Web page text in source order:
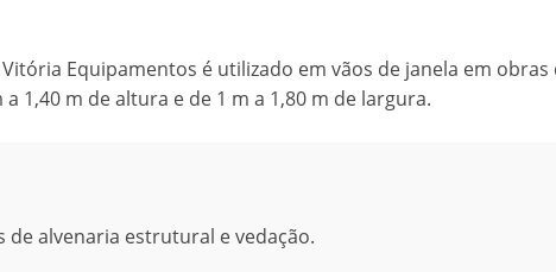
Vitória Equipamentos é utilizado em vãos de janela em
1,40 m de altura e de 1 m a 1,80 m de largura.
de alvenaria estrutural e vedação.